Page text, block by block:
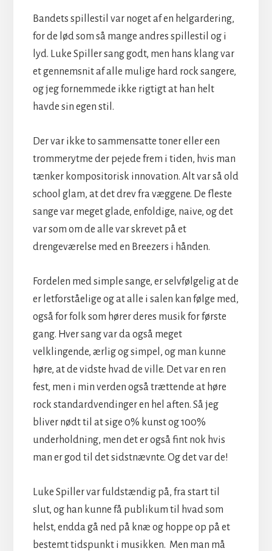
Bandets spillestil var noget af en helgardering,
for de lød som så mange andres spillestil og i
lyd. Luke Spiller sang godt, men hans klang var
et gennemsnit af alle mulige hard rock sangere,
og jeg fornemmede ikke rigtigt at han helt
havde sin egen stil.
Der var ikke to sammensatte toner eller een
trommerytme der pejede frem i tiden, hvis man
tænker kompositorisk innovation. Alt var så old
school glam, at det drev fra væggene. De fleste
sange var meget glade, enfoldige, naive, og det
var som om de alle var skrevet på et
drengeværelse med en Breezers i hånden.
Fordelen med simple sange, er selvfølgelig at de
er letforståelige og at alle i salen kan følge med,
også for folk som hører deres musik for første
gang. Hver sang var da også meget
velklingende, ærlig og simpel, og man kunne
høre, at de vidste hvad de ville. Det var en ren
fest, men i min verden også trættende at høre
rock standardvendinger en hel aften. Så jeg
bliver nødt til at sige 0% kunst og 100%
underholdning, men det er også fint nok hvis
man er god til det sidstnævnte. Og det var de!
Luke Spiller var fuldstændig på, fra start til
slut, og han kunne få publikum til hvad som
helst, endda gå ned på knæ og hoppe op på et
bestemt tidspunkt i musikken. Men man må